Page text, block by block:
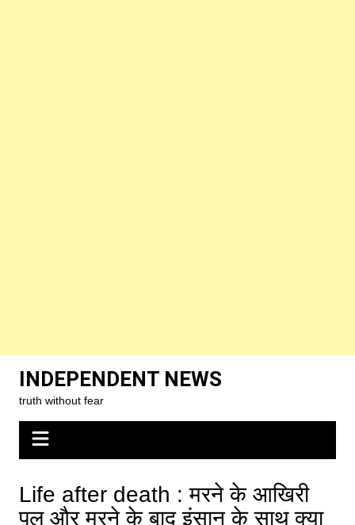
content
INDEPENDENT NEWS
truth without fear
Life after death : मरने के आखिरी
पल और मरने के बाद इंसान के साथ क्या